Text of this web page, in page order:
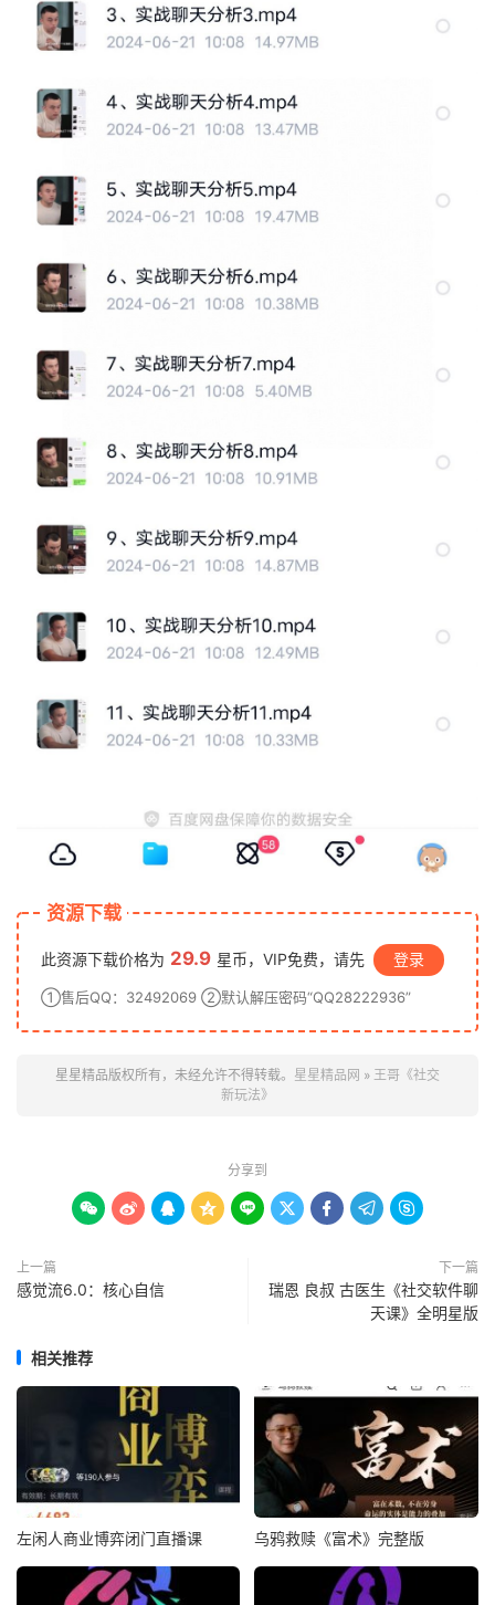
资源下载
此资源下载价格为 29.9 星币，VIP免费，请先 登录
①售后QQ：32492069 ②默认解压密码“QQ28222936”
星星精品版权所有，未经允许不得转载。 星星精品网 » 王哥《社交
新玩法》
分享到
        
上一篇
感觉流6.0：核心自信
下一篇
瑞恩 良叔 古医生《社交软件聊
天课》全明星版
相关推荐
左闲人商业博弈闭门直播课 乌鸦救赎《富术》完整版